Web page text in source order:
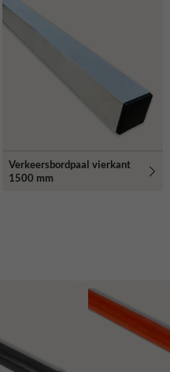
Verkeersbordpaal vierkant
1500 mm